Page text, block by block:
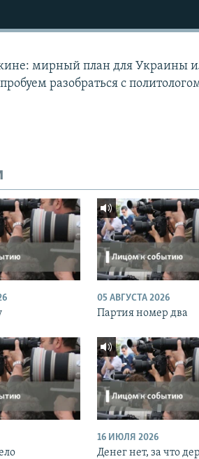
мирный план для Украины
разобраться с
05 АВГУСТА 2026
Партия номер два
16 ИЮЛЯ 2026
Денег нет, за что